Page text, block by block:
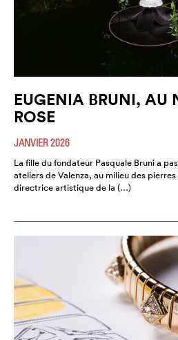
EUGENIA BRUNI, AU
ROSE
JANVIER 2026
La fille du fondateur Pasquale Bruni a
ateliers de Valenza, au milieu des
directrice artistique de la (…)